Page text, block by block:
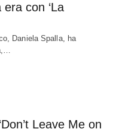
con ‘La
Daniela Spalla, ha
Leave Me on